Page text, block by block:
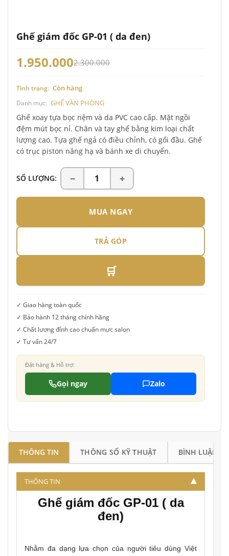
Ghế giám đốc GP-01 ( da đen)
1.950.0002.300.000
Tình trạng: Còn hàng
Danh mục: GHẾ VĂN PHÒNG
Ghế xoay tựa bọc nệm và da PVC cao cấp. Mặt ngồi
đệm mút bọc nỉ. Chân và tay ghế bằng kim loại chất
lượng cao. Tựa ghế ngả có điều chỉnh, có gối đầu. Ghế
có trục piston nâng hạ và bánh xe di chuyển.
SỐ LƯỢNG:
MUA NGAY
TRẢ GÓP
🛒
✓ Giao hàng toàn quốc
✓ Bảo hành 12 tháng chính hãng
✓ Chất lượng đỉnh cao chuẩn mực salon
✓ Tư vấn 24/7
Đặt hàng & Hỗ trợ:
Gọi ngay Zalo
THÔNG TIN THÔNG SỐ KỸ THUẬT BÌNH LUẬN
THÔNG TIN
Ghế giám đốc GP-01 ( da
đen)
Nhằm đa dạng lựa chọn của người tiêu dùng Việt